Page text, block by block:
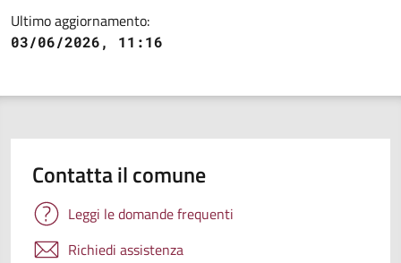
Ultimo aggiornamento:
03/06/2026, 11:16
Contatta il comune
Leggi le domande frequenti
Richiedi assistenza